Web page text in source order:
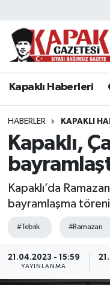
Kapaklı Haberleri
HABERLER KAPAKLI
Kapaklı,
Kapaklı’da
bayramlaşma
#Tebrik #Ramazan
21.04.2023 - 15:59
YAYINLANMA
Kapaklı
Asayiş
Spor
Eğitim
Siyaset
Resmi Reklamlar
Tekirdağ
Tekirdağ
Tekirdağ
Tekirdağ Trafik
Süper Lig Puan
Tüm Manşetler
Son Dakika
Haber Arşivi